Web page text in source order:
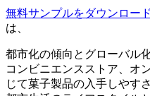
無料サンプルをダウンロード
は、
都市化の傾向とグローバル
コンビニエンスストア、オ
じて菓子製品の入手しやす